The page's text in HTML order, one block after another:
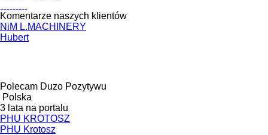
Komentarze naszych klientów
NiM L.MACHINERY
Hubert
Polecam Duzo Pozytywu
Polska
3 lata na portalu
PHU KROTOSZ
PHU Krotosz